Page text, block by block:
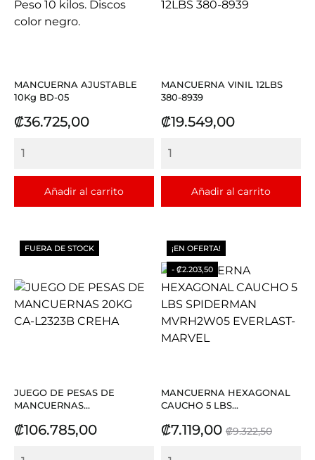
MANCUERNA AJUSTABLE
10Kg BD-05
Precio
₡36.725,00
Añadir al carrito
MANCUERNA VINIL 12LBS
380-8939
Precio
₡19.549,00
Añadir al carrito
JUEGO DE PESAS DE
MANCUERNAS...
Precio
₡106.785,00
FUERA DE STOCK
MANCUERNA HEXAGONAL
CAUCHO 5 LBS...
Precio
₡7.119,00 Precio
₡9.322,50
¡EN OFERTA!
- ₡2.203,50